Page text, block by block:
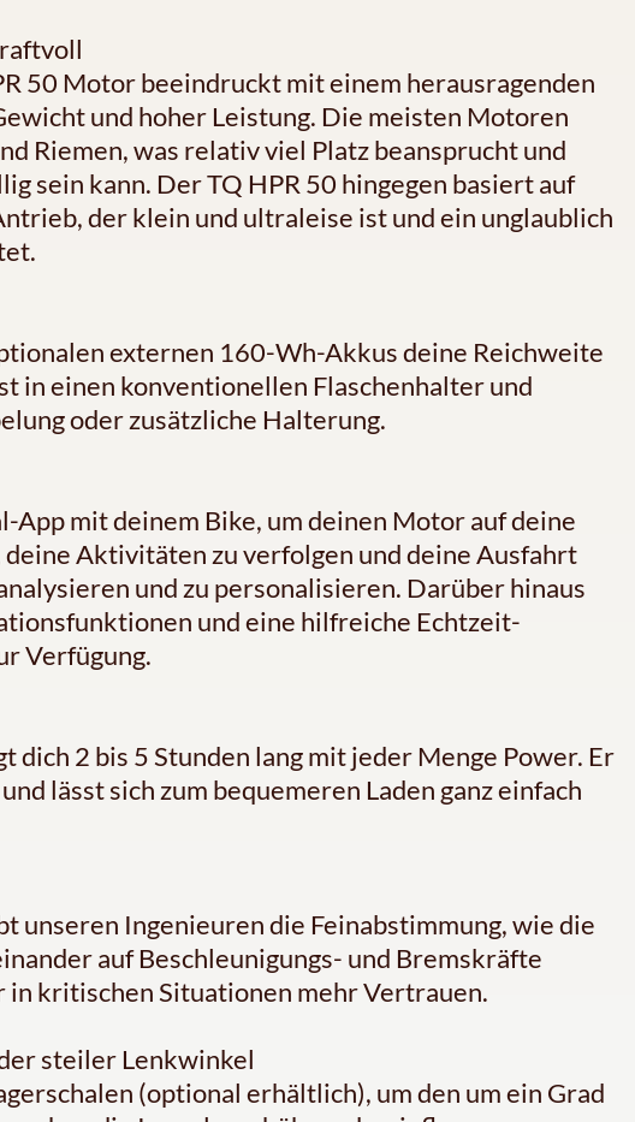
50 Motor beeindruckt mit einem herausragenden
und hoher Leistung. Die meisten Motoren
Riemen, was relativ viel Platz beansprucht und
sein kann. Der TQ HPR 50 hingegen basiert auf
der klein und ultraleise ist und ein unglaublich
externen 160-Wh-Akkus deine Reichweite
in einen konventionellen Flaschenhalter und
oder zusätzliche Halterung.
App mit deinem Bike, um deinen Motor auf deine
Aktivitäten zu verfolgen und deine Ausfahrt
und zu personalisieren. Darüber hinaus
und eine hilfreiche Echtzeit-
Verfügung.
2 bis 5 Stunden lang mit jeder Menge Power. Er
lässt sich zum bequemeren Laden ganz einfach
unseren Ingenieuren die Feinabstimmung, wie die
auf Beschleunigungs- und Bremskräfte
kritischen Situationen mehr Vertrauen.
steiler Lenkwinkel
(optional erhältlich), um den um ein Grad